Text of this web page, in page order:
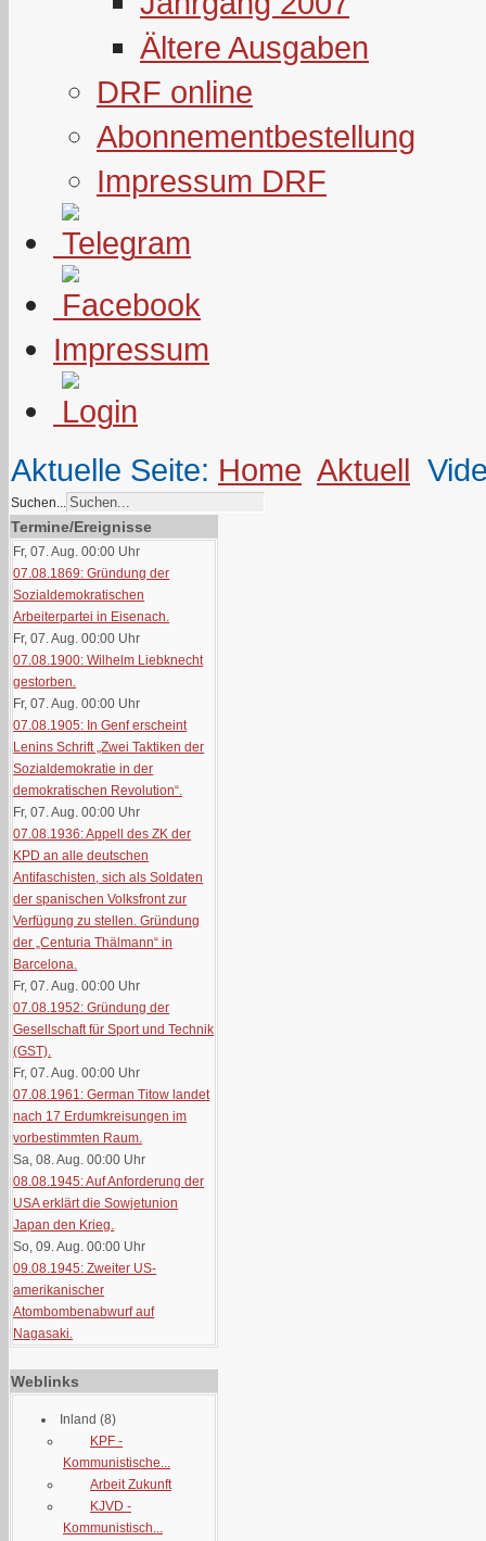
Ältere Ausgaben
DRF online
Abonnementbestellung
Impressum DRF
Impressum
Aktuelle Seite: Home Aktuell
Suchen...
Termine/Ereignisse
Fr, 07. Aug. 00:00 Uhr
07.08.1869: Gründung der
Sozialdemokratischen
Arbeiterpartei in Eisenach.
Fr, 07. Aug. 00:00 Uhr
07.08.1900: Wilhelm Liebknecht
gestorben.
Fr, 07. Aug. 00:00 Uhr
07.08.1905: In Genf erscheint
Lenins Schrift „Zwei Taktiken der
Sozialdemokratie in der
demokratischen Revolution“.
Fr, 07. Aug. 00:00 Uhr
07.08.1936: Appell des ZK der
KPD an alle deutschen
Antifaschisten, sich als Soldaten
der spanischen Volksfront zur
Verfügung zu stellen. Gründung
der „Centuria Thälmann“ in
Barcelona.
Fr, 07. Aug. 00:00 Uhr
07.08.1952: Gründung der
Gesellschaft für Sport und Technik
(GST).
Fr, 07. Aug. 00:00 Uhr
07.08.1961: German Titow landet
nach 17 Erdumkreisungen im
vorbestimmten Raum.
Sa, 08. Aug. 00:00 Uhr
08.08.1945: Auf Anforderung der
USA erklärt die Sowjetunion
Japan den Krieg.
So, 09. Aug. 00:00 Uhr
09.08.1945: Zweiter US-
amerikanischer
Atombombenabwurf auf
Nagasaki.
Weblinks
Inland (8)
KPF -
Kommunistische...
Arbeit Zukunft
KJVD -
Kommunistisch...